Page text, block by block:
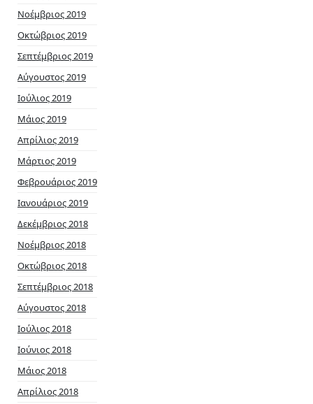
Νοέμβριος 2019
Οκτώβριος 2019
Σεπτέμβριος 2019
Αύγουστος 2019
Ιούλιος 2019
Μάιος 2019
Απρίλιος 2019
Μάρτιος 2019
Φεβρουάριος 2019
Ιανουάριος 2019
Δεκέμβριος 2018
Νοέμβριος 2018
Οκτώβριος 2018
Σεπτέμβριος 2018
Αύγουστος 2018
Ιούλιος 2018
Ιούνιος 2018
Μάιος 2018
Απρίλιος 2018